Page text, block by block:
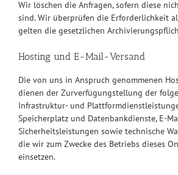
Wir löschen die Anfragen, sofern diese
sind. Wir überprüfen die Erforderlichkeit
gelten die gesetzlichen
Hosting und E-Mail-Versand
Die von uns in Anspruch genommenen
dienen der Zurverfügungstellung der
Infrastruktur- und
Speicherplatz und Datenbankdienste, E-
Sicherheitsleistungen sowie technische
die wir zum Zwecke des Betriebs dieses
einsetzen.